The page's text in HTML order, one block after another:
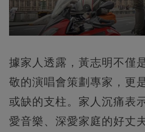
據家人透露，黃志明不僅
敬的演唱會策劃專家，更
或缺的支柱。家人沉痛表
愛音樂、深愛家庭的好丈